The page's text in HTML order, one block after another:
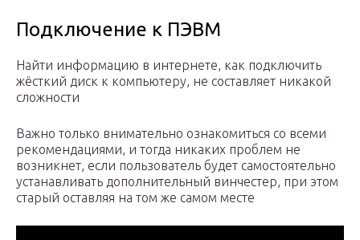
Подключение к ПЭВМ
Найти информацию в интернете, как подключить
жёсткий диск к компьютеру, не составляет никакой
сложности
Важно только внимательно ознакомиться со всеми
рекомендациями, и тогда никаких проблем не
возникнет, если пользователь будет самостоятельно
устанавливать дополнительный винчестер, при этом
старый оставляя на том же самом месте